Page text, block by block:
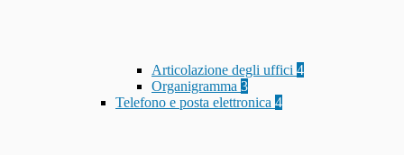
Articolazione degli uffici 4
Organigramma 3
Telefono e posta elettronica 4